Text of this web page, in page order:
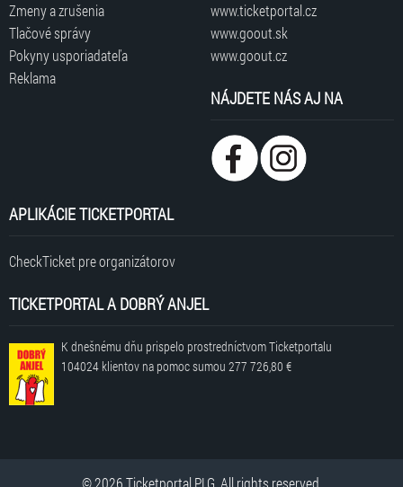
Zmeny a zrušenia
Tlačové správy
Pokyny usporiadateľa
Reklama
www.ticketportal.cz
www.goout.sk
www.goout.cz
NÁJDETE NÁS AJ NA
APLIKÁCIE TICKETPORTAL
CheckTicket pre organizátorov
TICKETPORTAL A DOBRÝ ANJEL
K dnešnému dňu prispelo prostredníctvom Ticketportalu
104024 klientov na pomoc sumou 277 726,80 €
© 2026 Ticketportal PLG. All rights reserved.